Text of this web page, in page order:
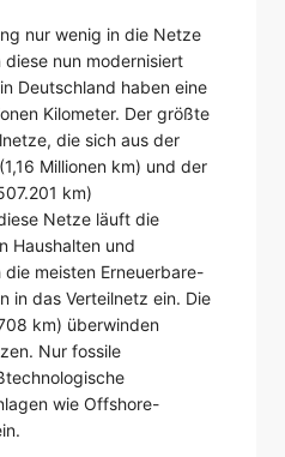
nur wenig in die Netze
nun modernisiert
Deutschland haben eine
Kilometer. Der größte
die sich aus der
Millionen km) und der
km)
Netze läuft die
Haushalten und
meisten Erneuerbare-
in das Verteilnetz ein. Die
km) überwinden
Nur fossile
wie Offshore-